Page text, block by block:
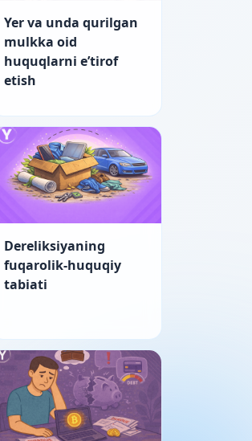
Yer va unda qurilgan
mulkka oid
huquqlarni e’tirof
etish
Dereliksiyaning
fuqarolik-huquqiy
tabiati